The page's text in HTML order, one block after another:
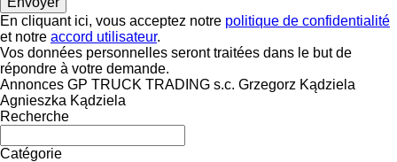
En cliquant ici, vous acceptez notre politique de confidentialité
et notre accord utilisateur.
Vos données personnelles seront traitées dans le but de
répondre à votre demande.
Annonces GP TRUCK TRADING s.c. Grzegorz Kądziela
Agnieszka Kądziela
Recherche
Catégorie